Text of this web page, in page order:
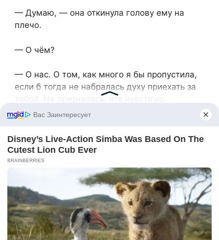
— Думаю, — она откинула голову ему на
плечо.
— О чём?
— О нас. О том, как много я бы пропустила,
если б тогда не набралась духу приехать за
тобой. Не призналась, что чувствую.
— Я бы всё равно тебя нашёл. Нарисовал бы
ещё сотню портретов и прислал каждый.
Она тихо засмеялась:
— И я бы не устояла?
— Никто не устоит перед настоящим
чувством, — серьёзно сказал он. — Даже
самая неприступная деловая женщина.